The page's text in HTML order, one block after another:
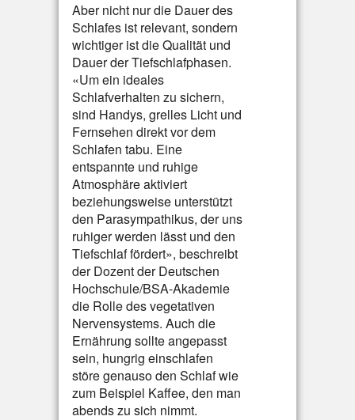
Aber nicht nur die Dauer des
Schlafes ist relevant, sondern
wichtiger ist die Qualität und
Dauer der Tiefschlafphasen.
«Um ein ideales
Schlafverhalten zu sichern,
sind Handys, grelles Licht und
Fernsehen direkt vor dem
Schlafen tabu. Eine
entspannte und ruhige
Atmosphäre aktiviert
beziehungsweise unterstützt
den Parasympathikus, der uns
ruhiger werden lässt und den
Tiefschlaf fördert», beschreibt
der Dozent der Deutschen
Hochschule/BSA-Akademie
die Rolle des vegetativen
Nervensystems. Auch die
Ernährung sollte angepasst
sein, hungrig einschlafen
störe genauso den Schlaf wie
zum Beispiel Kaffee, den man
abends zu sich nimmt.